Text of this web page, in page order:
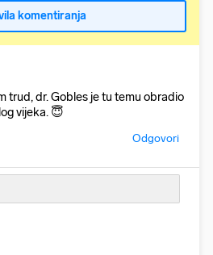
komentiranja
trud, dr. Gobles je tu temu obradio
vijeka. 😇
Odgovori